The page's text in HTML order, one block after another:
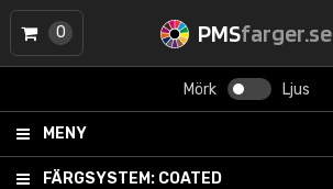
PMSfarger.se
Mörk Ljus
MENY
FÄRGSYSTEM: COATED
0